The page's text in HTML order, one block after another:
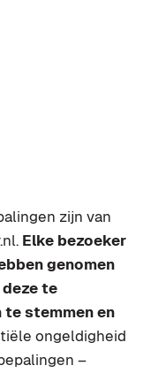
zijn van
Elke bezoeker
genomen
te
stemmen en
ongeldigheid
–